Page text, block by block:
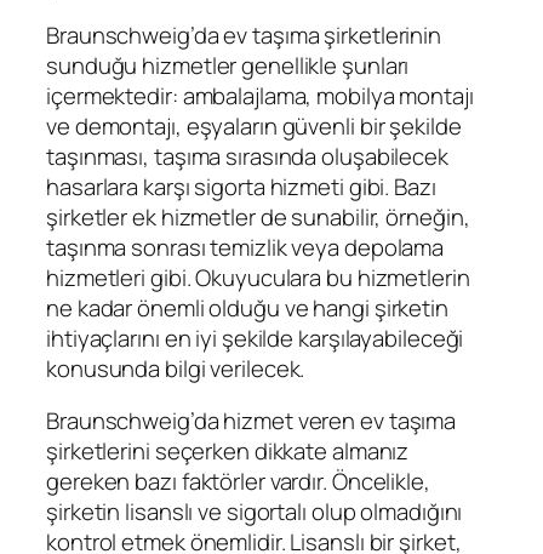
Braunschweig’da ev taşıma şirketlerinin
sunduğu hizmetler genellikle şunları
içermektedir: ambalajlama, mobilya montajı
ve demontajı, eşyaların güvenli bir şekilde
taşınması, taşıma sırasında oluşabilecek
hasarlara karşı sigorta hizmeti gibi. Bazı
şirketler ek hizmetler de sunabilir, örneğin,
taşınma sonrası temizlik veya depolama
hizmetleri gibi. Okuyuculara bu hizmetlerin
ne kadar önemli olduğu ve hangi şirketin
ihtiyaçlarını en iyi şekilde karşılayabileceği
konusunda bilgi verilecek.
Braunschweig’da hizmet veren ev taşıma
şirketlerini seçerken dikkate almanız
gereken bazı faktörler vardır. Öncelikle,
şirketin lisanslı ve sigortalı olup olmadığını
kontrol etmek önemlidir. Lisanslı bir şirket,